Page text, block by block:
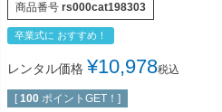
商品番号 rs000cat198303
卒業式に おすすめ！
レンタル価格 ¥10,978税込
[ 100 ポイントGET！]